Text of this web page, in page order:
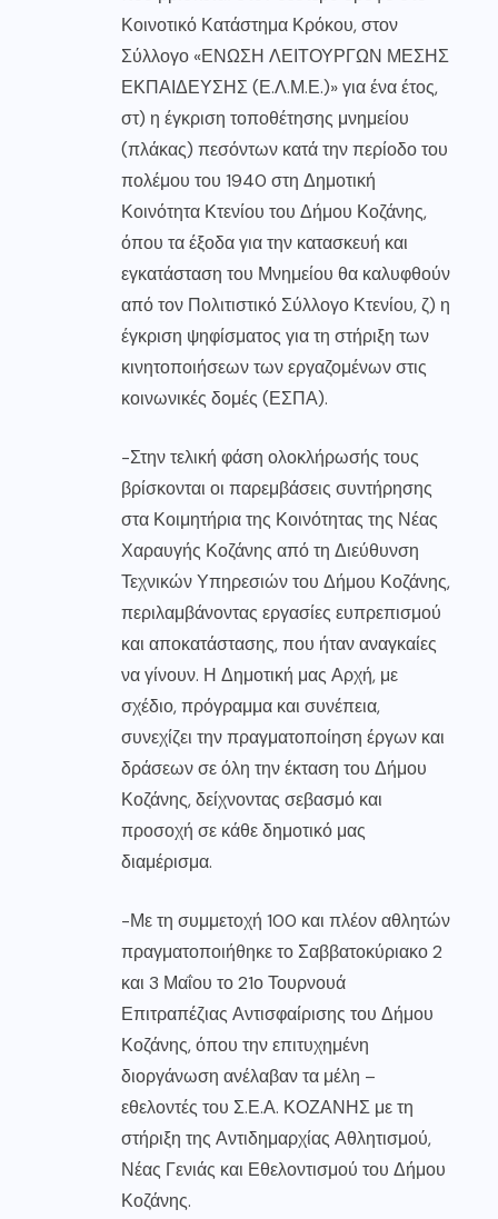
Κοινοτικό Κατάστημα Κρόκου, στον
Σύλλογο «ΕΝΩΣΗ ΛΕΙΤΟΥΡΓΩΝ ΜΕΣΗΣ
ΕΚΠΑΙΔΕΥΣΗΣ (Ε.Λ.Μ.Ε.)» για ένα έτος,
στ) η έγκριση τοποθέτησης μνημείου
(πλάκας) πεσόντων κατά την περίοδο του
πολέμου του 1940 στη Δημοτική
Κοινότητα Κτενίου του Δήμου Κοζάνης,
όπου τα έξοδα για την κατασκευή και
εγκατάσταση του Μνημείου θα καλυφθούν
από τον Πολιτιστικό Σύλλογο Κτενίου, ζ) η
έγκριση ψηφίσματος για τη στήριξη των
κινητοποιήσεων των εργαζομένων στις
κοινωνικές δομές (ΕΣΠΑ).
-Στην τελική φάση ολοκλήρωσής τους
βρίσκονται οι παρεμβάσεις συντήρησης
στα Κοιμητήρια της Κοινότητας της Νέας
Χαραυγής Κοζάνης από τη Διεύθυνση
Τεχνικών Υπηρεσιών του Δήμου Κοζάνης,
περιλαμβάνοντας εργασίες ευπρεπισμού
και αποκατάστασης, που ήταν αναγκαίες
να γίνουν. Η Δημοτική μας Αρχή, με
σχέδιο, πρόγραμμα και συνέπεια,
συνεχίζει την πραγματοποίηση έργων και
δράσεων σε όλη την έκταση του Δήμου
Κοζάνης, δείχνοντας σεβασμό και
προσοχή σε κάθε δημοτικό μας
διαμέρισμα.
-Με τη συμμετοχή 100 και πλέον αθλητών
πραγματοποιήθηκε το Σαββατοκύριακο 2
και 3 Μαΐου το 21ο Τουρνουά
Επιτραπέζιας Αντισφαίρισης του Δήμου
Κοζάνης, όπου την επιτυχημένη
διοργάνωση ανέλαβαν τα μέλη –
εθελοντές του Σ.Ε.Α. ΚΟΖΑΝΗΣ με τη
στήριξη της Αντιδημαρχίας Αθλητισμού,
Νέας Γενιάς και Εθελοντισμού του Δήμου
Κοζάνης.